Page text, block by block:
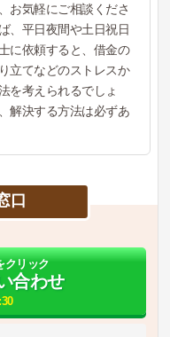
お気軽にご相談くださ
、平日夜間や土日祝日
に依頼すると、借金の
立てなどのストレスか
を考えられるでしょ
解決する方法は必ずあ
口
クリック
合わせ